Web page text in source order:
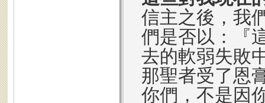
信主之後，我
們是否以：『
去的軟弱失敗
那聖者受了恩
你們，不是因